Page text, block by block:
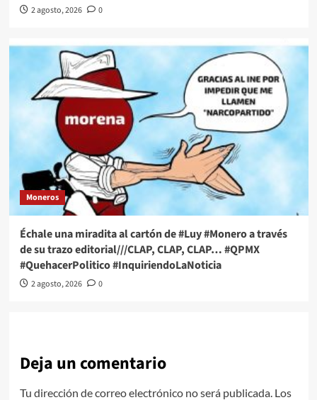
2 agosto, 2026 0
Moneros
Échale una miradita al cartón de #Luy #Monero a través
de su trazo editorial///CLAP, CLAP, CLAP… #QPMX
#QuehacerPolitico #InquiriendoLaNoticia
2 agosto, 2026 0
Deja un comentario
Tu dirección de correo electrónico no será publicada. Los